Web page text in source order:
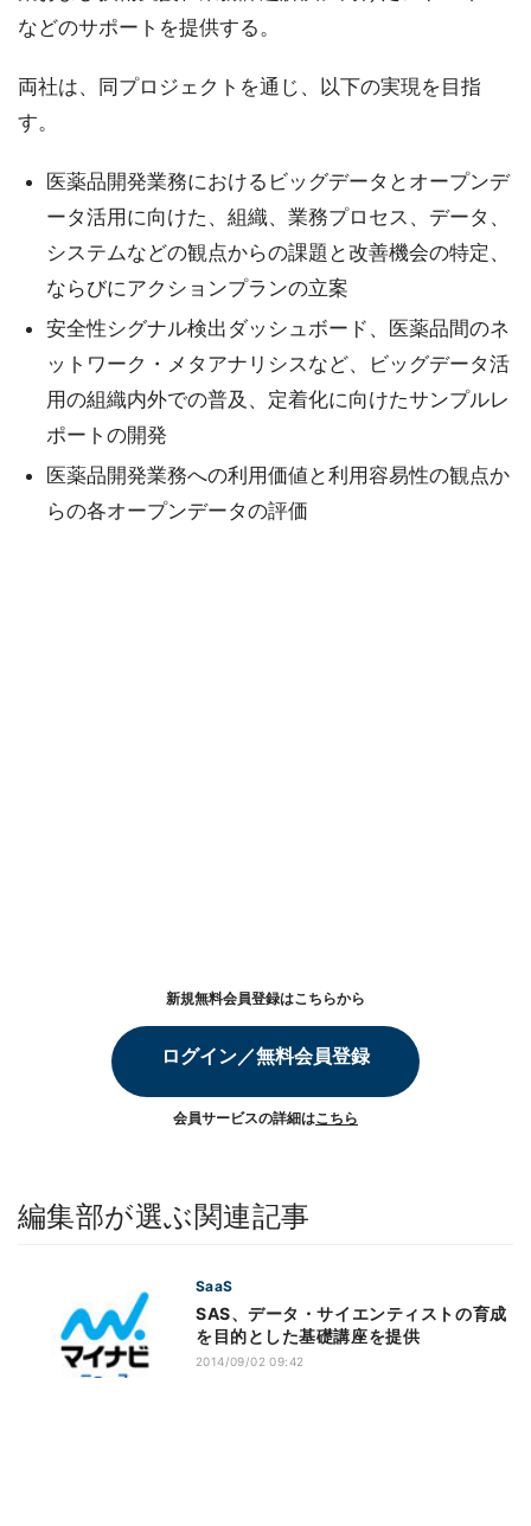
などのサポートを提供する。
両社は、同プロジェクトを通じ、以下の実現を目指
す。
医薬品開発業務におけるビッグデータとオープンデ
ータ活用に向けた、組織、業務プロセス、データ、
システムなどの観点からの課題と改善機会の特定、
ならびにアクションプランの立案
安全性シグナル検出ダッシュボード、医薬品間のネ
ットワーク・メタアナリシスなど、ビッグデータ活
用の組織内外での普及、定着化に向けたサンプルレ
ポートの開発
医薬品開発業務への利用価値と利用容易性の観点か
らの各オープンデータの評価
新規無料会員登録はこちらから
ログイン／無料会員登録
会員サービスの詳細はこちら
編集部が選ぶ関連記事
SaaS
SAS、データ・サイエンティストの育成
を目的とした基礎講座を提供
2014/09/02 09:42